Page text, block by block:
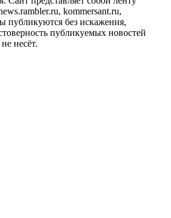
kommersant.ru,
публикуются без искажения,
публикуемых новостей
несёт.